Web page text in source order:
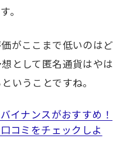
。
がここまで低いのはど
として匿名通貨はやは
いうことですね。
イナンスがおすすめ！
コミをチェックしよ